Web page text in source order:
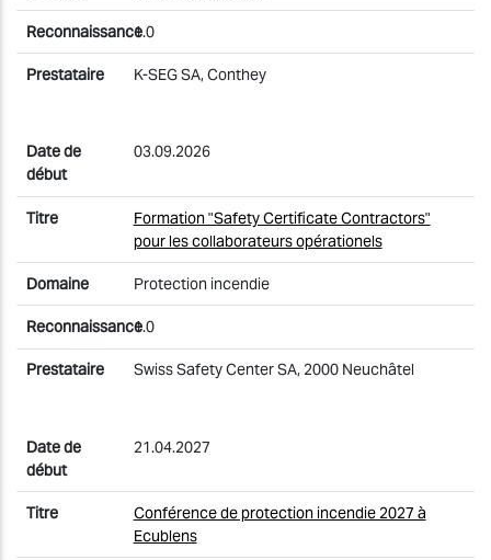
1.0
K-SEG SA, Conthey
03.09.2026
Formation "Safety Certificate Contractors"
pour les collaborateurs opérationels
Protection incendie
1.0
Swiss Safety Center SA, 2000 Neuchâtel
21.04.2027
Conférence de protection incendie 2027 à
Ecublens